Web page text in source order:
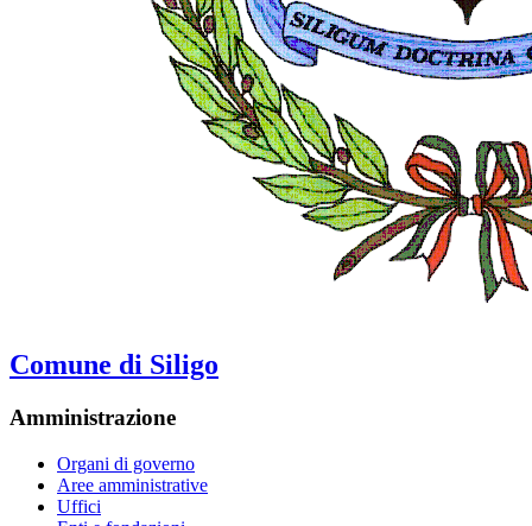
Comune di Siligo
Amministrazione
Organi di governo
Aree amministrative
Uffici